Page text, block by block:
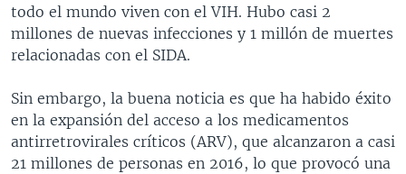
todo el mundo viven con el VIH. Hubo casi 2
millones de nuevas infecciones y 1 millón de muertes
relacionadas con el SIDA.
Sin embargo, la buena noticia es que ha habido éxito
en la expansión del acceso a los medicamentos
antirretrovirales críticos (ARV), que alcanzaron a casi
21 millones de personas en 2016, lo que provocó una